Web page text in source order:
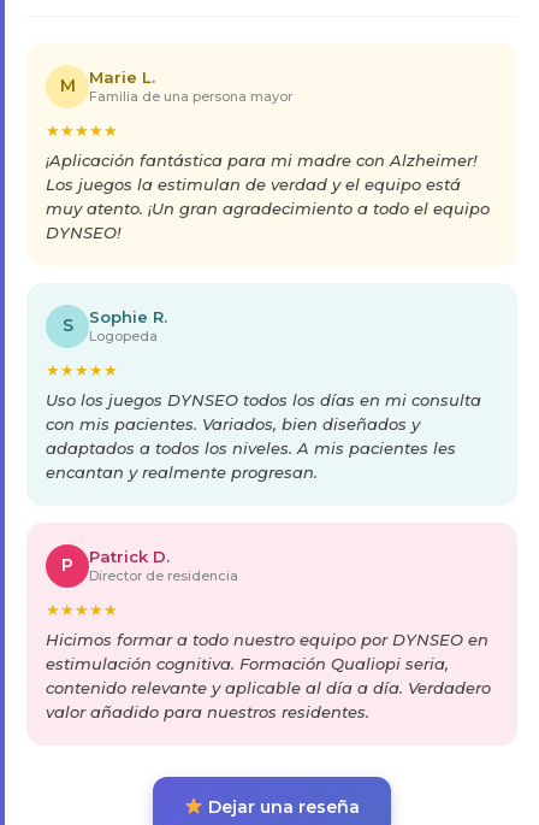
M Marie L.
Familia de una persona mayor
★★★★★
¡Aplicación fantástica para mi madre con Alzheimer!
Los juegos la estimulan de verdad y el equipo está
muy atento. ¡Un gran agradecimiento a todo el equipo
DYNSEO!
S Sophie R.
Logopeda
★★★★★
Uso los juegos DYNSEO todos los días en mi consulta
con mis pacientes. Variados, bien diseñados y
adaptados a todos los niveles. A mis pacientes les
encantan y realmente progresan.
P Patrick D.
Director de residencia
★★★★★
Hicimos formar a todo nuestro equipo por DYNSEO en
estimulación cognitiva. Formación Qualiopi seria,
contenido relevante y aplicable al día a día. Verdadero
valor añadido para nuestros residentes.
Dejar una reseña